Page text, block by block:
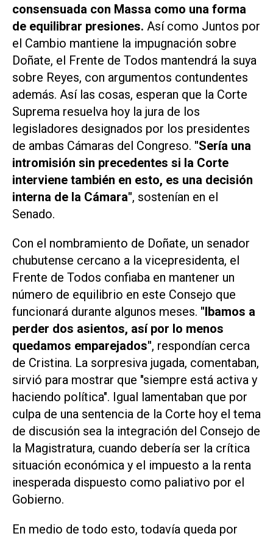
consensuada con Massa como una forma
de equilibrar presiones. Así como Juntos por
el Cambio mantiene la impugnación sobre
Doñate, el Frente de Todos mantendrá la suya
sobre Reyes, con argumentos contundentes
además. Así las cosas, esperan que la Corte
Suprema resuelva hoy la jura de los
legisladores designados por los presidentes
de ambas Cámaras del Congreso. "Sería una
intromisión sin precedentes si la Corte
interviene también en esto, es una decisión
interna de la Cámara", sostenían en el
Senado.
Con el nombramiento de Doñate, un senador
chubutense cercano a la vicepresidenta, el
Frente de Todos confiaba en mantener un
número de equilibrio en este Consejo que
funcionará durante algunos meses. "Ibamos a
perder dos asientos, así por lo menos
quedamos emparejados", respondían cerca
de Cristina. La sorpresiva jugada, comentaban,
sirvió para mostrar que "siempre está activa y
haciendo política". Igual lamentaban que por
culpa de una sentencia de la Corte hoy el tema
de discusión sea la integración del Consejo de
la Magistratura, cuando debería ser la crítica
situación económica y el impuesto a la renta
inesperada dispuesto como paliativo por el
Gobierno.
En medio de todo esto, todavía queda por